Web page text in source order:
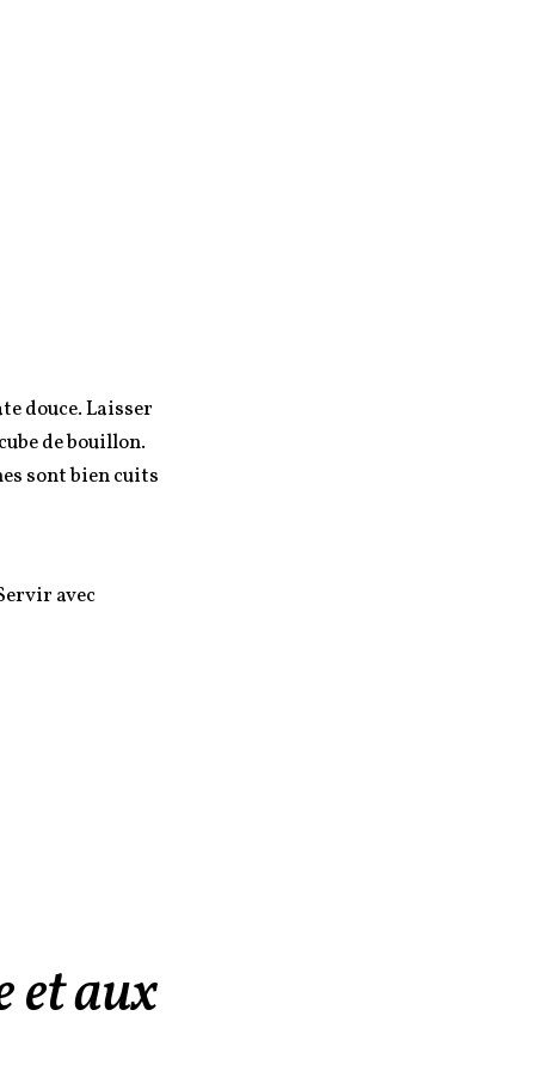
douce. Laisser
de bouillon.
sont bien cuits
avec
et aux